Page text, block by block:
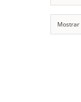
Mostrar